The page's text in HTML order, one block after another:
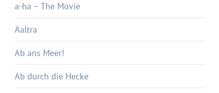
a-ha – The Movie
Aaltra
Ab ans Meer!
Ab durch die Hecke